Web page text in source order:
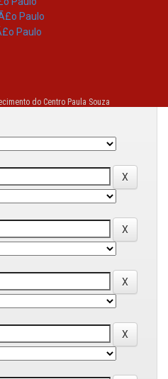
do Centro Paula Souza